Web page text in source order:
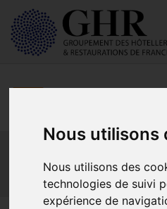
Nous utilisons
Nous utilisons des
technologies de suivi
expérience de
Europe &
Actualités
Plateformes en
Economie collaborative
Mon Parc Num
Informatique